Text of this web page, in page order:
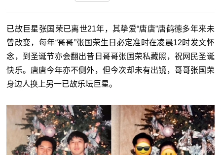
已故巨星张国荣已离世21年，其挚爱“唐唐”唐鹤德多年来未
曾改变，每年“哥哥”张国荣生日必定准时在凌晨12时发文怀
念，到圣诞节亦会翻出昔日哥哥张国荣私藏照，祝网民圣诞
快乐。唐唐今年亦不侧外，但今次却未有出镜，哥哥张国荣
身边人换上另一已故乐坛巨星。